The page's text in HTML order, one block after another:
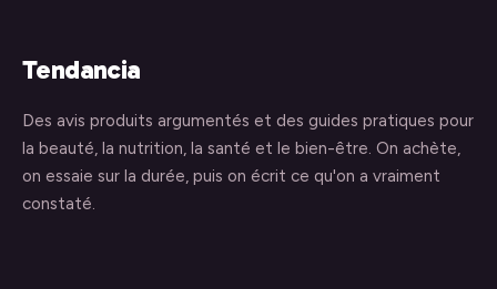
Tendancia
Des avis produits argumentés et des guides pratiques pour
la beauté, la nutrition, la santé et le bien-être. On achète,
on essaie sur la durée, puis on écrit ce qu'on a vraiment
constaté.